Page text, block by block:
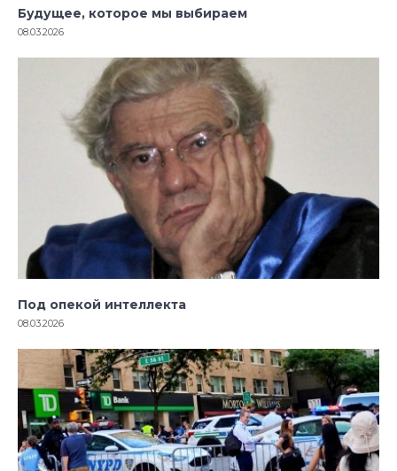
Будущее, которое мы выбираем
08.03.2026
Под опекой интеллекта
08.03.2026